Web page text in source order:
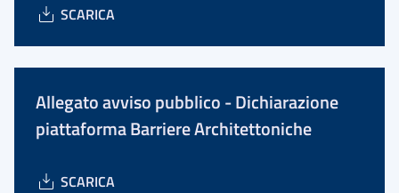
SCARICA
Allegato avviso pubblico - Dichiarazione
piattaforma Barriere Architettoniche
SCARICA